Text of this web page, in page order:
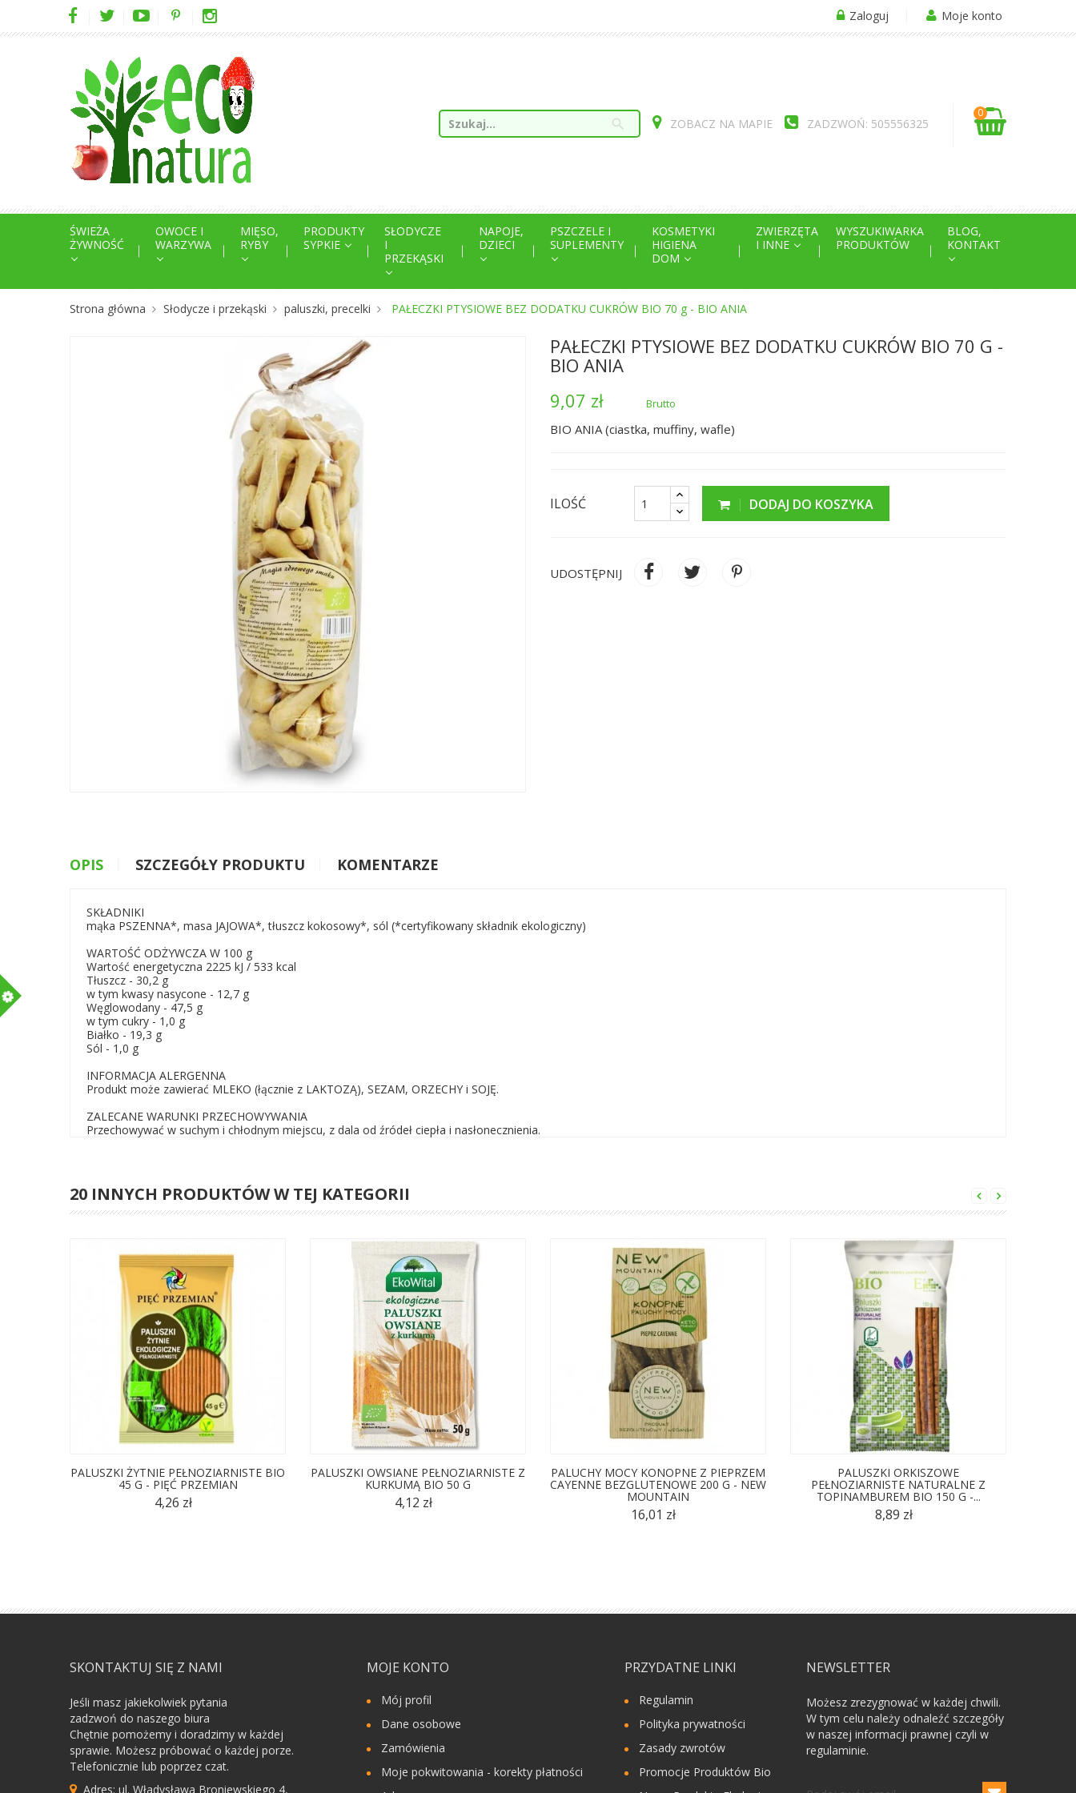
Zaloguj Moje konto
search ZOBACZ NA MAPIE ZADZWOŃ: 505556325
0
ŚWIEŻA
ŻYWNOŚĆ
OWOCE I
WARZYWA
MIĘSO,
RYBY
PRODUKTY
SYPKIE
SŁODYCZE
I
PRZEKĄSKI
NAPOJE,
DZIECI
PSZCZELE I
SUPLEMENTY
KOSMETYKI
HIGIENA
DOM
ZWIERZĘTA
I INNE
WYSZUKIWARKA
PRODUKTÓW
BLOG,
KONTAKT
Strona główna Słodycze i przekąski paluszki, precelki PAŁECZKI PTYSIOWE BEZ DODATKU CUKRÓW BIO 70 g - BIO ANIA
PAŁECZKI PTYSIOWE BEZ DODATKU CUKRÓW BIO 70 G -
BIO ANIA
9,07 zł
Brutto
BIO ANIA (ciastka, muffiny, wafle)
ILOŚĆ DODAJ DO KOSZYKA
UDOSTĘPNIJ
OPIS SZCZEGÓŁY PRODUKTU KOMENTARZE
SKŁADNIKI
mąka PSZENNA*, masa JAJOWA*, tłuszcz kokosowy*, sól (*certyfikowany składnik ekologiczny)
WARTOŚĆ ODŻYWCZA W 100 g
Wartość energetyczna 2225 kJ / 533 kcal
Tłuszcz - 30,2 g
w tym kwasy nasycone - 12,7 g
Węglowodany - 47,5 g
w tym cukry - 1,0 g
Białko - 19,3 g
Sól - 1,0 g
INFORMACJA ALERGENNA
Produkt może zawierać MLEKO (łącznie z LAKTOZĄ), SEZAM, ORZECHY i SOJĘ.
ZALECANE WARUNKI PRZECHOWYWANIA
Przechowywać w suchym i chłodnym miejscu, z dala od źródeł ciepła i nasłonecznienia.
20 INNYCH PRODUKTÓW W TEJ KATEGORII
PALUSZKI ŻYTNIE PEŁNOZIARNISTE BIO
45 G - PIĘĆ PRZEMIAN
4,26 zł
PALUSZKI OWSIANE PEŁNOZIARNISTE Z
KURKUMĄ BIO 50 G
4,12 zł
PALUCHY MOCY KONOPNE Z PIEPRZEM
CAYENNE BEZGLUTENOWE 200 G - NEW
MOUNTAIN
16,01 zł
PALUSZKI ORKISZOWE
PEŁNOZIARNISTE NATURALNE Z
TOPINAMBUREM BIO 150 G -...
8,89 zł
SKONTAKTUJ SIĘ Z NAMI
Jeśli masz jakiekolwiek pytania
zadzwoń do naszego biura
Chętnie pomożemy i doradzimy w każdej
sprawie. Możesz próbować o każdej porze.
Telefonicznie lub poprzez czat.
Adres: ul. Władysława Broniewskiego 4,
MOJE KONTO
Mój profil
Dane osobowe
Zamówienia
Moje pokwitowania - korekty płatności
PRZYDATNE LINKI
Regulamin
Polityka prywatności
Zasady zwrotów
Promocje Produktów Bio
NEWSLETTER
Możesz zrezygnować w każdej chwili.
W tym celu należy odnaleźć szczegóły
w naszej informacji prawnej czyli w
regulaminie.